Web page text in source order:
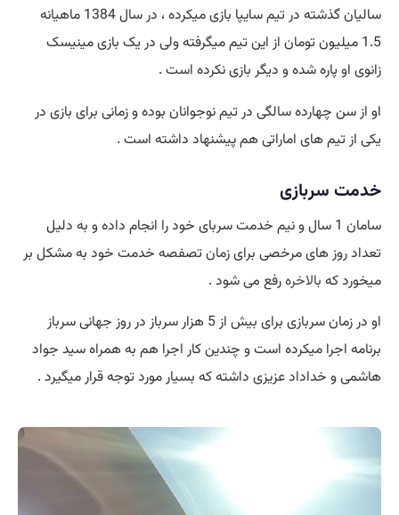
سالیان گذشته در تیم سایپا بازی میکرده ، در سال 1384 ماهیانه
1.5 میلیون تومان از این تیم میگرفته ولی در یک بازی مینیسک
زانوی او پاره شده و دیگر بازی نکرده است .
او از سن چهارده سالگی در تیم نوجوانان بوده و زمانی برای بازی در
یکی از تیم های اماراتی هم پیشنهاد داشته است .
خدمت سربازی
سامان 1 سال و نیم خدمت سربای خود را انجام داده و به دلیل
تعداد روز های مرخصی برای زمان تصفصه خدمت خود به مشکل بر
میخورد که بالاخرهرفع می شود .
او در زمان سربازی برای بیش از 5 هزار سرباز در روز جهانی سرباز
برنامه اجرا میکرده است و چندین کار اجرا هم به همراه سید جواد
هاشمی و خداداد عزیزی داشته که بسیار مورد توجه قرار میگیرد .